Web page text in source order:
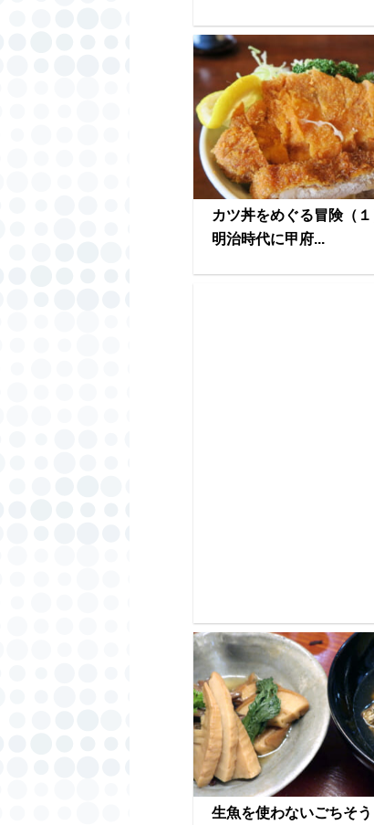
カツ丼をめぐる冒険（
明治時代に甲府...
生魚を使わないごちそ